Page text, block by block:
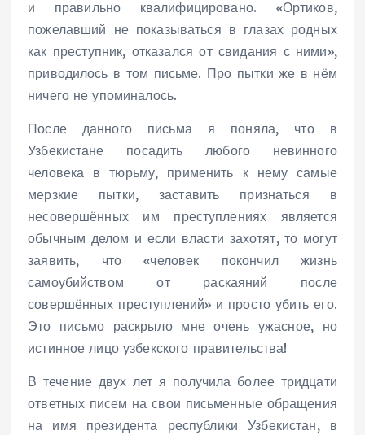
и правильно квалифицировано. «Ортиков,
пожелавший не показываться в глазах родных
как преступник, отказался от свидания с ними»,
приводилось в том письме. Про пытки же в нём
ничего не упоминалось.
После данного письма я поняла, что в
Узбекистане посадить любого невинного
человека в тюрьму, применить к нему самые
мерзкие пытки, заставить признаться в
несовершённых им преступлениях является
обычным делом и если власти захотят, то могут
заявить, что «человек покончил жизнь
самоубийством от раскаяний после
совершённых преступлений» и просто убить его.
Это письмо раскрыло мне очень ужасное, но
истинное лицо узбекского правительства!
В течение двух лет я получила более тридцати
ответных писем на свои письменные обращения
на имя президента республики Узбекистан, в